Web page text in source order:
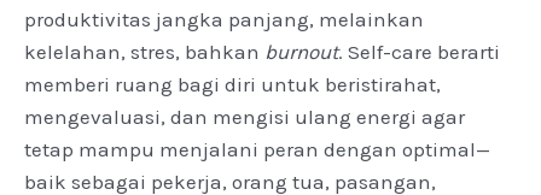
produktivitas jangka panjang, melainkan
kelelahan, stres, bahkan burnout. Self-care berarti
memberi ruang bagi diri untuk beristirahat,
mengevaluasi, dan mengisi ulang energi agar
tetap mampu menjalani peran dengan optimal—
baik sebagai pekerja, orang tua, pasangan,